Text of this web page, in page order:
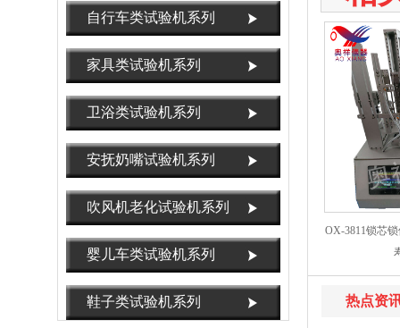
自行车类试验机系列
家具类试验机系列
卫浴类试验机系列
安抚奶嘴试验机系列
吹风机老化试验机系列
婴儿车类试验机系列
鞋子类试验机系列
OX-3811锁芯锁体寿命试验机，锁芯扭转寿
命试验机
OX-3811锁芯
热点资